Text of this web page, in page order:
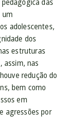
um
adolescentes,
dos
estruturas
assim, nas
redução do
bem como
em
agressões por